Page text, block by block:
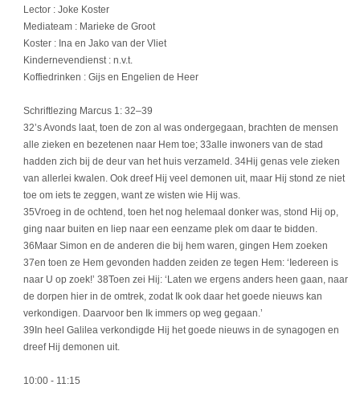
Lector : Joke Koster
Mediateam : Marieke de Groot
Koster : Ina en Jako van der Vliet
Kindernevendienst : n.v.t.
Koffiedrinken : Gijs en Engelien de Heer
Schriftlezing Marcus 1: 32–39
32’s Avonds laat, toen de zon al was ondergegaan, brachten de mensen
alle zieken en bezetenen naar Hem toe; 33alle inwoners van de stad
hadden zich bij de deur van het huis verzameld. 34Hij genas vele zieken
van allerlei kwalen. Ook dreef Hij veel demonen uit, maar Hij stond ze niet
toe om iets te zeggen, want ze wisten wie Hij was.
35Vroeg in de ochtend, toen het nog helemaal donker was, stond Hij op,
ging naar buiten en liep naar een eenzame plek om daar te bidden.
36Maar Simon en de anderen die bij hem waren, gingen Hem zoeken
37en toen ze Hem gevonden hadden zeiden ze tegen Hem: ‘Iedereen is
naar U op zoek!’ 38Toen zei Hij: ‘Laten we ergens anders heen gaan, naar
de dorpen hier in de omtrek, zodat Ik ook daar het goede nieuws kan
verkondigen. Daarvoor ben Ik immers op weg gegaan.’
39In heel Galilea verkondigde Hij het goede nieuws in de synagogen en
dreef Hij demonen uit.
10:00 - 11:15